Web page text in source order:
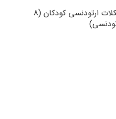
آشنایی با مشکلات ارتودنسی کودکان (8